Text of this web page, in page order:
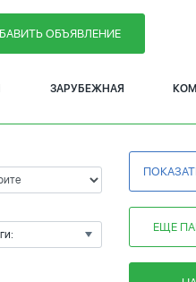
ОБЪЯВЛЕНИЕ
ЗАРУБЕЖНАЯ
ЕЩЕ